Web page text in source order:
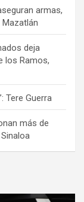
armas,
deja
los Ramos,
Tere Guerra
más de